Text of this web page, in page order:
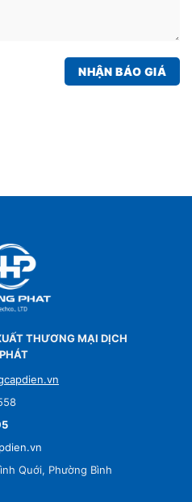
THƯƠNG MẠI DỊCH
Quới, Phường Bình